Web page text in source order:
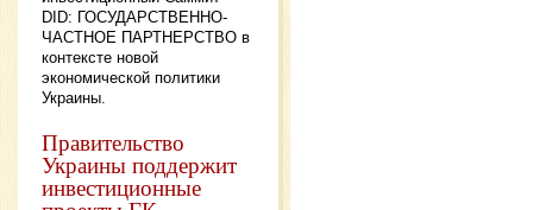
DID: ГОСУДАРСТВЕННО-
ЧАСТНОЕ ПАРТНЕРСТВО в
контексте новой
экономической политики
Украины.
Правительство
Украины поддержит
инвестиционные